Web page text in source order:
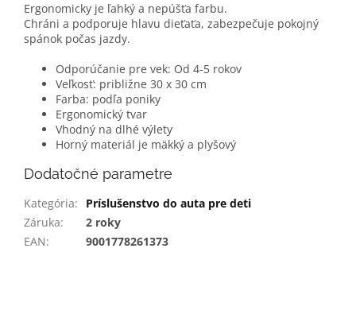
Ergonomicky je ľahký a nepúšťa farbu.
Chráni a podporuje hlavu dieťaťa, zabezpečuje pokojný
spánok počas jazdy.
Odporúčanie pre vek: Od 4-5 rokov
Veľkosť: približne 30 x 30 cm
Farba: podľa poniky
Ergonomický tvar
Vhodný na dlhé výlety
Horný materiál je mäkký a plyšový
Dodatočné parametre
Kategória:
Príslušenstvo do auta pre deti
Záruka:
2 roky
EAN: 9001778261373